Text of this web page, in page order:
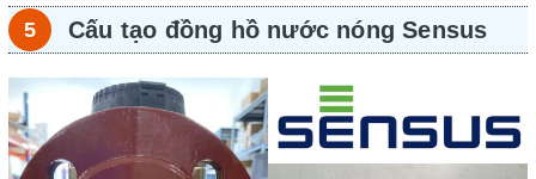
Cấu tạo đồng hồ nước nóng Sensus